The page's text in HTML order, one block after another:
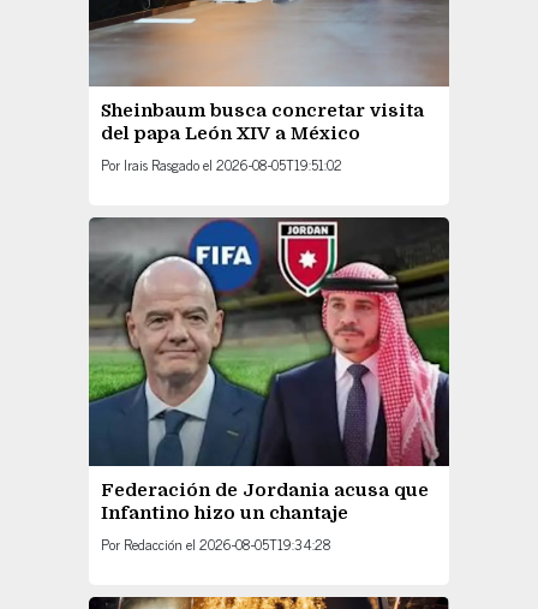
Sheinbaum busca concretar visita
del papa León XIV a México
Por Irais Rasgadoel 2026-08-05T19:51:02
Federación de Jordania acusa que
Infantino hizo un chantaje
Por Redacción el 2026-08-05T19:34:28